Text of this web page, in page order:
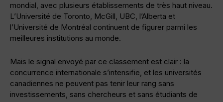
mondial, avec plusieurs établissements de très haut niveau.
L’Université de Toronto, McGill, UBC, l’Alberta et
l’Université de Montréal continuent de figurer parmi les
meilleures institutions au monde.
Mais le signal envoyé par ce classement est clair : la
concurrence internationale s’intensifie, et les universités
canadiennes ne peuvent pas tenir leur rang sans
investissements, sans chercheurs et sans étudiants de